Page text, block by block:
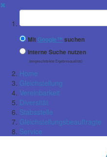
✖
Suchbegriff
Mit Google™ suchen
Interne Suche nutzen
(eingeschränkte Ergebnisqualität)
Home
Gleichstellung
Vereinbarkeit
Diversität
Stabsstelle
Gleichstellungsbeauftragte
Service